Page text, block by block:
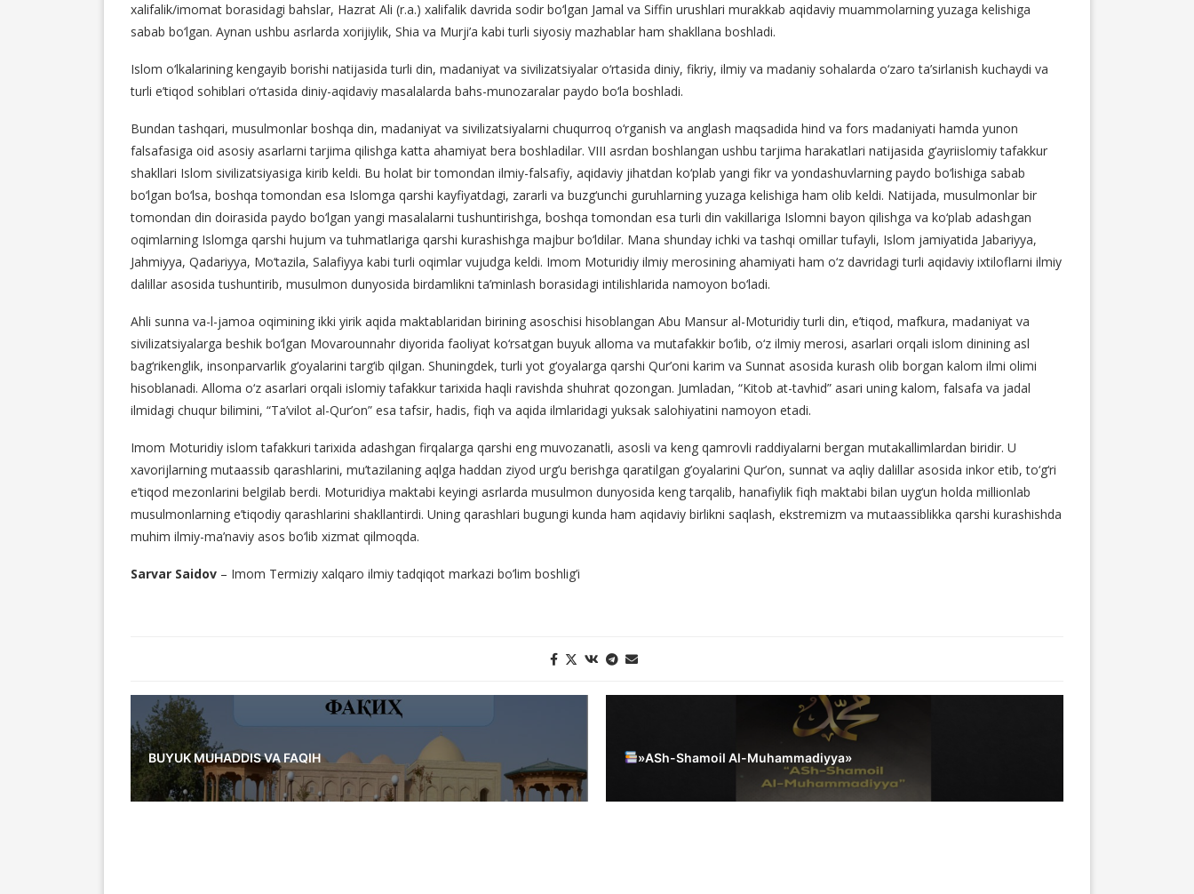
xalifalik/imomat borasidagi bahslar, Hazrat Ali (r.a.) xalifalik davrida sodir bo‘lgan Jamal va Siffin urushlari murakkab aqidaviy muammolarning yuzaga kelishiga
sabab bo‘lgan. Aynan ushbu asrlarda xorijiylik, Shia va Murji’a kabi turli siyosiy mazhablar ham shakllana boshladi.
Islom o‘lkalarining kengayib borishi natijasida turli din, madaniyat va sivilizatsiyalar o‘rtasida diniy, fikriy, ilmiy va madaniy sohalarda o‘zaro ta’sirlanish kuchaydi va
turli e’tiqod sohiblari o‘rtasida diniy-aqidaviy masalalarda bahs-munozaralar paydo bo‘la boshladi.
Bundan tashqari, musulmonlar boshqa din, madaniyat va sivilizatsiyalarni chuqurroq o‘rganish va anglash maqsadida hind va fors madaniyati hamda yunon
falsafasiga oid asosiy asarlarni tarjima qilishga katta ahamiyat bera boshladilar. VIII asrdan boshlangan ushbu tarjima harakatlari natijasida g‘ayriislomiy tafakkur
shakllari Islom sivilizatsiyasiga kirib keldi. Bu holat bir tomondan ilmiy-falsafiy, aqidaviy jihatdan ko‘plab yangi fikr va yondashuvlarning paydo bo‘lishiga sabab
bo‘lgan bo‘lsa, boshqa tomondan esa Islomga qarshi kayfiyatdagi, zararli va buzg‘unchi guruhlarning yuzaga kelishiga ham olib keldi. Natijada, musulmonlar bir
tomondan din doirasida paydo bo‘lgan yangi masalalarni tushuntirishga, boshqa tomondan esa turli din vakillariga Islomni bayon qilishga va ko‘plab adashgan
oqimlarning Islomga qarshi hujum va tuhmatlariga qarshi kurashishga majbur bo‘ldilar. Mana shunday ichki va tashqi omillar tufayli, Islom jamiyatida Jabariyya,
Jahmiyya, Qadariyya, Mo‘tazila, Salafiyya kabi turli oqimlar vujudga keldi. Imom Moturidiy ilmiy merosining ahamiyati ham o‘z davridagi turli aqidaviy ixtiloflarni ilmiy
dalillar asosida tushuntirib, musulmon dunyosida birdamlikni ta’minlash borasidagi intilishlarida namoyon bo‘ladi.
Ahli sunna va-l-jamoa oqimining ikki yirik aqida maktablaridan birining asoschisi hisoblangan Abu Mansur al-Moturidiy turli din, e’tiqod, mafkura, madaniyat va
sivilizatsiyalarga beshik bo‘lgan Movarounnahr diyorida faoliyat ko‘rsatgan buyuk alloma va mutafakkir bo‘lib, o‘z ilmiy merosi, asarlari orqali islom dinining asl
bag‘rikenglik, insonparvarlik g‘oyalarini targ‘ib qilgan. Shuningdek, turli yot g‘oyalarga qarshi Qur’oni karim va Sunnat asosida kurash olib borgan kalom ilmi olimi
hisoblanadi. Alloma o‘z asarlari orqali islomiy tafakkur tarixida haqli ravishda shuhrat qozongan. Jumladan, “Kitob at-tavhid” asari uning kalom, falsafa va jadal
ilmidagi chuqur bilimini, “Ta’vilot al-Qur’on” esa tafsir, hadis, fiqh va aqida ilmlaridagi yuksak salohiyatini namoyon etadi.
Imom Moturidiy islom tafakkuri tarixida adashgan firqalarga qarshi eng muvozanatli, asosli va keng qamrovli raddiyalarni bergan mutakallimlardan biridir. U
xavorijlarning mutaassib qarashlarini, mu’tazilaning aqlga haddan ziyod urg’u berishga qaratilgan g’oyalarini Qur’on, sunnat va aqliy dalillar asosida inkor etib, to‘g‘ri
e’tiqod mezonlarini belgilab berdi. Moturidiya maktabi keyingi asrlarda musulmon dunyosida keng tarqalib, hanafiylik fiqh maktabi bilan uyg‘un holda millionlab
musulmonlarning e’tiqodiy qarashlarini shakllantirdi. Uning qarashlari bugungi kunda ham aqidaviy birlikni saqlash, ekstremizm va mutaassiblikka qarshi kurashishda
muhim ilmiy-ma’naviy asos bo‘lib xizmat qilmoqda.
Sarvar Saidov – Imom Termiziy xalqaro ilmiy tadqiqot markazi bo’lim boshlig’i
BUYUK MUHADDIS VA FAQIH »ASh-Shamoil Al-Muhammadiyya»